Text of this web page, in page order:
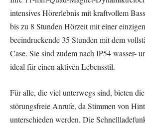
intensives Hörerlebnis mit kraftvollem
bis zu 8 Stunden Hörzeit mit einer
beeindruckende 35 Stunden mit dem
Case. Sie sind zudem nach IP54 wasser-
ideal für einen aktiven Lebensstil.
Für alle, die viel unterwegs sind, bieten
störungsfreie Anrufe, da Stimmen von
unterschieden werden. Die